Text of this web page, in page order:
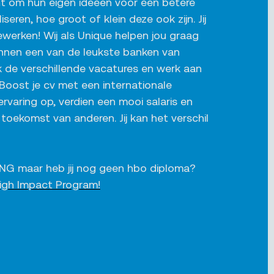
hoe groot of klein deze ook zijn. Jij
Wij als Unique helpen jou graag
een van de leukste banken van
de verschillende vacatures en werk aan
je cv met een internationale
op, verdien een mooi salaris en
van anderen. Jij kan het verschil
maar heb jij nog geen hbo diploma?
Impact Program!